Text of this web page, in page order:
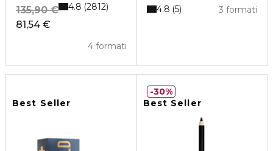
81,54 €
135,90 €
4 formati
4.8 2812 3 formati
4.8 5
Best Seller Best Seller
30%